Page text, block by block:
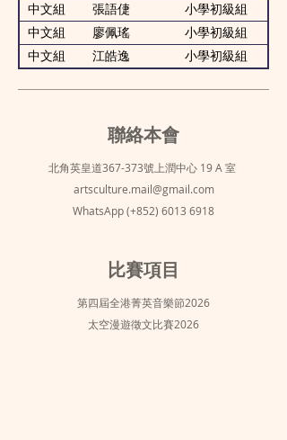
中文組
張語倢
小學初級組
中文組
廖佩瑤
小學初級組
中文組
江皓逸 小學初級組
聯絡本會
北角英皇道367-373號上潤中心 19 A 室
artsculture.mail@gmail.com
WhatsApp (+852) 6013 6918
比賽項目
第四屆全港菁英音樂節2026
太空漫遊徵文比賽2026